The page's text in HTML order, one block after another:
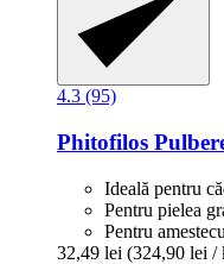
4.3 (95)
Phitofilos
Ideală pentru
Pentru pielea
Pentru
32,49 lei (324,90 lei /